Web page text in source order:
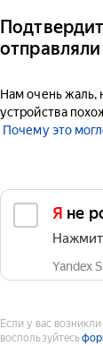
Нам очень жаль,
устройства
Почему это
Я не
Yandex
Если у вас
воспользуйтесь